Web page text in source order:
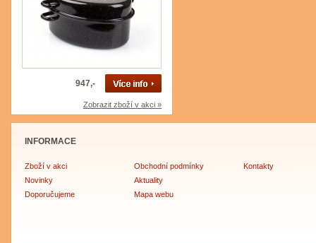
947,-
Zobrazit zboží v akci »
INFORMACE
Zboží v akci
Novinky
Doporučujeme
Obchodní podmínky
Aktuality
Mapa webu
Kontakty